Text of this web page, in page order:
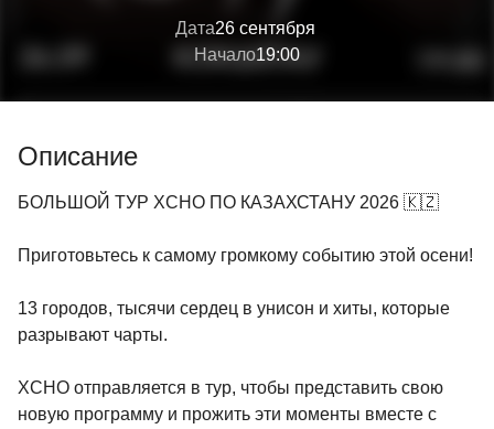
Дата26 сентября
Начало19:00
Описание
БОЛЬШОЙ ТУР XCHO ПО КАЗАХСТАНУ 2026 🇰🇿
​Приготовьтесь к самому громкому событию этой осени!
13 городов, тысячи сердец в унисон и хиты, которые
разрывают чарты.
XCHO отправляется в тур, чтобы представить свою
новую программу и прожить эти моменты вместе с